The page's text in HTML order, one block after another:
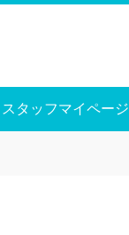
スタッフマイページ